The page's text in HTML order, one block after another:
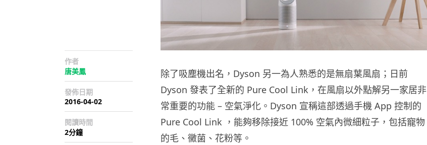
作者
唐美鳳
發佈日期
2016-04-02
閱讀時間
2分鐘
除了吸塵機出名，Dyson 另一為人熟悉的是無扇葉風扇；日前
Dyson 發表了全新的 Pure Cool Link，在風扇以外點解另一家居非
常重要的功能 – 空氣淨化。Dyson 宣稱這部透過手機 App 控制的
Pure Cool Link ，能夠移除接近 100% 空氣內微細粒子，包括寵物
的毛、黴菌、花粉等。